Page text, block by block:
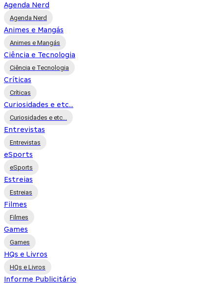
Agenda Nerd
Agenda Nerd
Animes e Mangás
Animes e Mangás
Ciência e Tecnologia
Ciência e Tecnologia
Críticas
Críticas
Curiosidades e etc...
Curiosidades e etc...
Entrevistas
Entrevistas
eSports
eSports
Estreias
Estreias
Filmes
Filmes
Games
Games
HQs e Livros
HQs e Livros
Informe Publicitário